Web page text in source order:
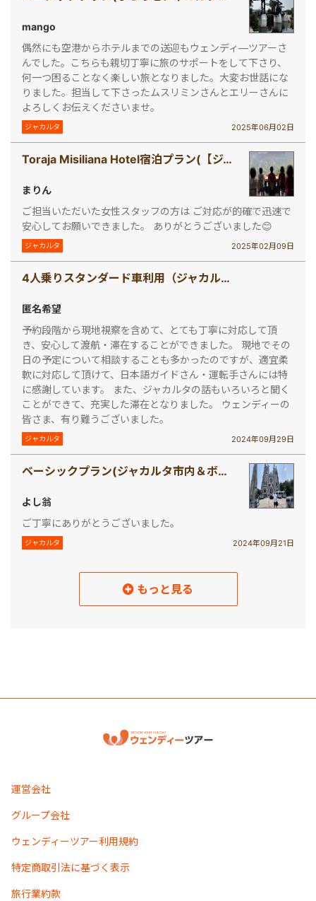
mango
偶然にも空港からホテルまでの送迎もウェンディ―ツアーさ
んでした。こちらも親切丁寧に旅のサポートをして下さり、
何一つ困ることなく楽しい旅となりました。大変お世話にな
りました。担当して下さったムスリミンさんとエリーさんに
よろしくお伝えくださいませ。
ジャカルタ 2025年06月02日
Toraja Misiliana Hotel宿泊プラン(【ジャカルタ発】 秘境・タナトラジャ（スラウェシ島）2泊3日ツアー)
まりん
ご担当いただいた女性スタッフの方は ご対応が的確で迅速で
安心してお願いできました。 ありがとうございました😊
ジャカルタ 2025年02月09日
4人乗りスタンダード車利用（ジャカルタ車チャーター［スタンダード 4人乗り］ )
匿名希望
予約段階から現地視察を含めて、とても丁寧に対応して頂
き、安心して渡航・滞在することができました。 現地でその
日の予定について相談することも多かったのですが、適宜柔
軟に対応して頂けて、日本語ガイドさん・運転手さんには特
に感謝しています。 また、ジャカルタの話もいろいろと聞く
ことができて、充実した滞在となりました。 ウェンディーの
皆さま、有り難うございました。
ジャカルタ 2024年09月29日
ベーシックプラン(ジャカルタ市内＆ボゴール観光)
よし翁
ご丁寧にありがとうございました。
ジャカルタ 2024年09月21日
もっと見る
運営会社
グループ会社
ウェンディーツアー利用規約
特定商取引法に基づく表示
旅行業約款